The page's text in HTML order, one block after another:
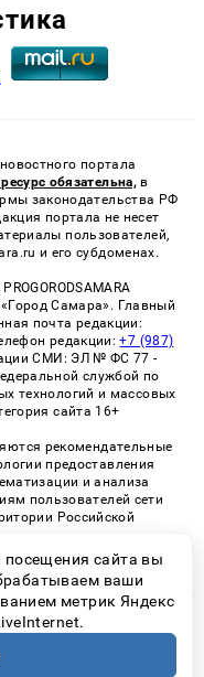
портала
обязательна, в
законодательства РФ
портала не несет
пользователей,
и его субдоменах.
Самара». Главный
почта редакции:
редакции:+7 (987)
СМИ: ЭЛ № ФС 77 -
службой по
технологий и массовых
сайта 16+
рекомендательные
предоставления
и анализа
пользователей сети
Российской
рекомендательных
сети
«СМИ2» (PDF)
защищены
16+
сайта вы
ваши
метрик Яндекс